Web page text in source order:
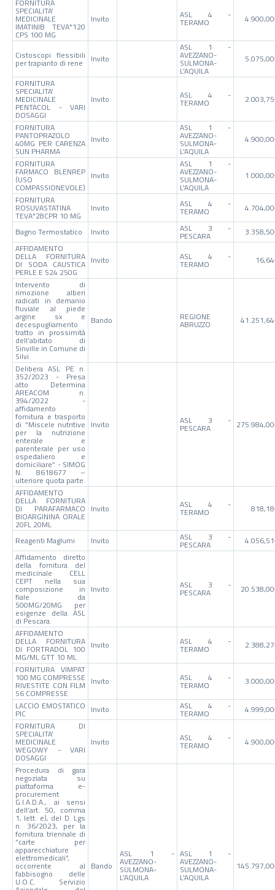
FORNITURA
SPECIALITA'
MEDICINALE
IMATINIB TEVA*120
CPS 100 MG
Invito ASL 4 -
TERAMO
Cistoscopi flessibili
per trapianto di rene Invito
ASL 1 -
AVEZZANO-
SULMONA-
L'AQUILA
FORNITURA
SPECIALITA'
MEDICINALE
PENTACOL - VARI
DOSAGGI
Invito ASL 4 -
TERAMO
FORNITURA
PANTOPRAZOLO
40MG PER CARENZA
SUN PHARMA
Invito
ASL 1 -
AVEZZANO-
SULMONA-
L'AQUILA
FORNITURA
FARMACO BLENREP
(USO
COMPASSIONEVOLE)
Invito
ASL 1 -
AVEZZANO-
SULMONA-
L'AQUILA
FORNITURA
ROSUVASTATINA
TEVA*28CPR 10 MG
Invito ASL 4 -
TERAMO
Bagno Termostatico Invito ASL 3 -
PESCARA
AFFIDAMENTO
DELLA FORNITURA
DI SODA CAUSTICA
PERLE E 524 250G
Invito ASL 4 -
TERAMO
Intervento di
rimozione alberi
radicati in demanio
fluviale al piede
argine sx e
decespugliamento
tratto in prossimità
dell’abitato di
Sinville in Comune di
Silvi
Bando REGIONE
ABRUZZO
Delibera ASL PE n.
352/2023 - Presa
atto Determina
AREACOM n.
394/2022 -
affidamento
fornitura e trasporto
di “Miscele nutritive
per la nutrizione
enterale e
parenterale per uso
ospedaliero e
domiciliare” - SIMOG
N. 8618677 –
ulteriore quota parte.
Invito ASL 3 -
PESCARA
AFFIDAMENTO
DELLA FORNITURA
DI PARAFARMACO
BIOARGININA ORALE
20FL 20ML
Invito ASL 4 -
TERAMO
Reagenti Maglumi Invito ASL 3 -
PESCARA
Affidamento diretto
della fornitura del
medicinale CELL
CEPT nella sua
composizione in
fiale da
500MG/20MG per
esigenze della ASL
di Pescara.
Invito ASL 3 -
PESCARA
AFFIDAMENTO
DELLA FORNITURA
DI FORTRADOL 100
MG/ML GTT 10 ML
Invito ASL 4 -
TERAMO
FORNITURA VIMPAT
100 MG COMPRESSE
RIVESTITE CON FILM
56 COMPRESSE
Invito ASL 4 -
TERAMO
LACCIO EMOSTATICO
PIC Invito ASL 4 -
TERAMO
FORNITURA DI
SPECIALITA'
MEDICINALE
WEGOWY - VARI
DOSAGGI
Invito ASL 4 -
TERAMO
Procedura di gara
negoziata su
piattaforma e-
procurement
G.I.A.D.A., ai sensi
dell’art. 50, comma
1, lett. e), del D. Lgs
n. 36/2023, per la
fornitura triennale di
“carte per
apparecchiature
elettromedicali”,
occorrente al
fabbisogno delle
U.O.C. Servizio
Bando
ASL 1 -
AVEZZANO-
SULMONA-
L'AQUILA
ASL 1 -
AVEZZANO-
SULMONA-
L'AQUILA